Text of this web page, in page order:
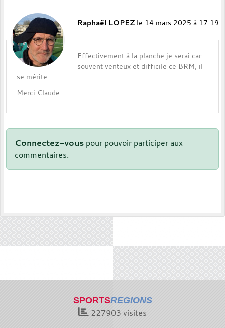
Raphaël LOPEZ le 14 mars 2025 à 17:19
Effectivement à la planche je serai car
souvent venteux et difficile ce BRM, il
se mérite.
Merci Claude
Connectez-vous pour pouvoir participer aux
commentaires.
SPORTSREGIONS
227903 visites